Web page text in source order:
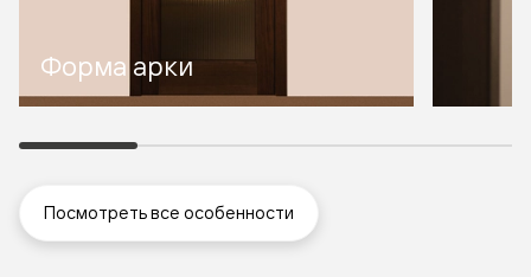
Форма арки
Посмотреть все особенности